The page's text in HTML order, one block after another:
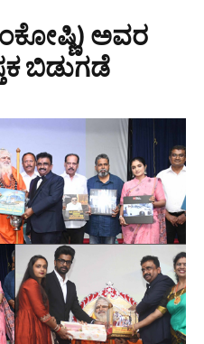
ಅವರ
ಬಿಡುಗಡೆ